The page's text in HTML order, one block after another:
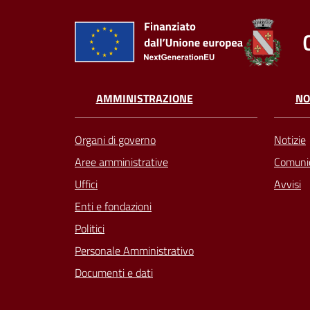
AMMINISTRAZIONE
Organi di governo
Aree amministrative
Uffici
Enti e fondazioni
Politici
Personale Amministrativo
Documenti e dati
Notizie
Avvisi